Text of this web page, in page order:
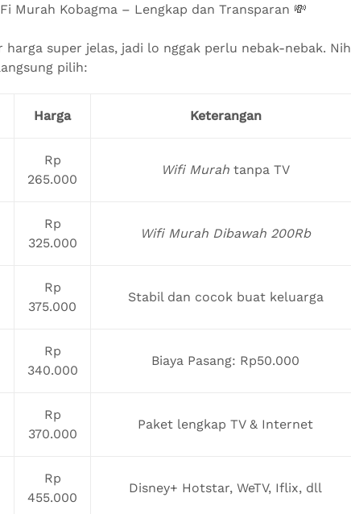
Murah Kobagma – Lengkap dan Transparan 💸
super jelas, jadi lo nggak perlu nebak-nebak. Nih
pilih:
Harga Keterangan
Rp
265.000
Wifi Murah tanpa TV
Rp
325.000
Wifi Murah Dibawah 200Rb
Rp
375.000
Stabil dan cocok buat keluarga
Rp
340.000
Biaya Pasang: Rp50.000
Rp
370.000
Paket lengkap TV & Internet
Rp
455.000
Disney+ Hotstar, WeTV, Iflix, dll